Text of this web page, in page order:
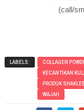
(call/
LABELS: COLLAGEN
KECANTIKAN
PRODUK
WAJAH